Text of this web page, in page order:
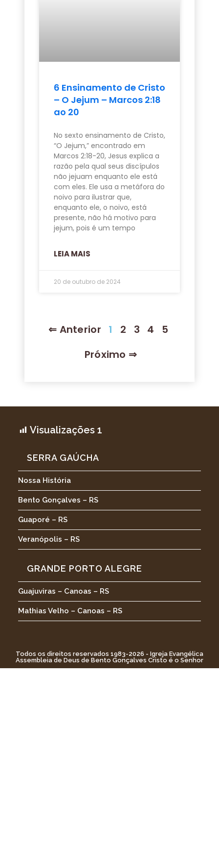
6 Ensinamento de Cristo
– O Jejum – Marcos 2:18
ao 20
No sexto ensinamento de Cristo,
“O Jejum,” encontrado em
Marcos 2:18-20, Jesus explica a
razão pela qual seus discípulos
não jejuam enquanto ele está
com eles. Ele usa a metáfora do
noivo para ilustrar que,
enquanto ele, o noivo, está
presente, não há motivo para
jejum, pois é um tempo
LEIA MAIS
20 de outubro de 2024
⇐ Anterior 1 2 3 4
5
Próximo ⇒
Visualizações 1
SERRA GAÚCHA
Nossa História
Bento Gonçalves – RS
Guaporé – RS
Veranópolis – RS
GRANDE PORTO ALEGRE
Guajuviras – Canoas – RS
Mathias Velho – Canoas – RS
Todos os direitos reservados 1983-2026 - Igreja Evangélica
Assembleia de Deus de Bento Gonçalves Cristo é o Senhor